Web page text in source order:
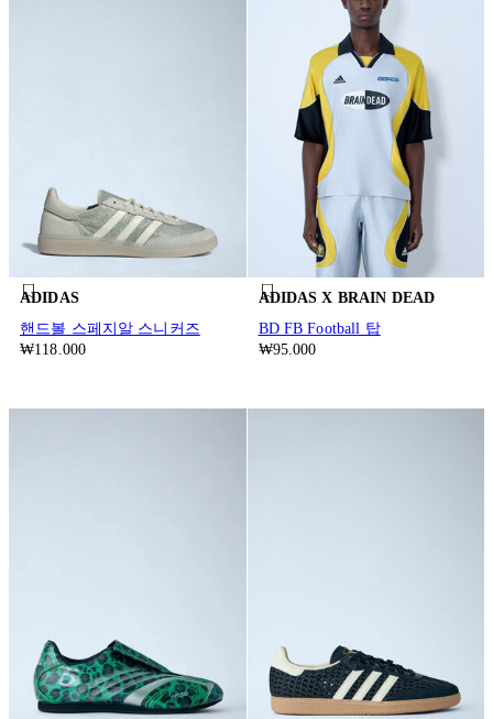
ADIDAS
핸드볼 스페지알 스니커즈
₩118.000
ADIDAS X BRAIN DEAD
BD FB Football 탑
₩95.000